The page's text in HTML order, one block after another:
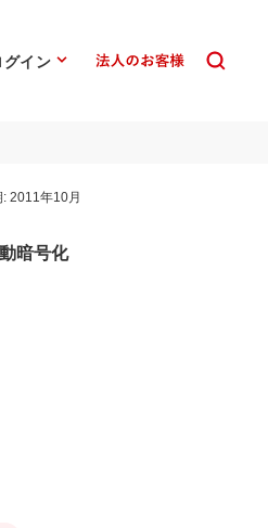
グイン
:2011年10月
暗号化